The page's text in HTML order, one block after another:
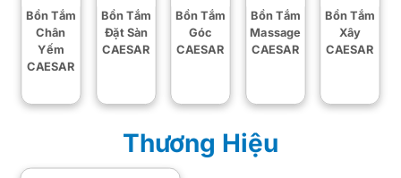
Bồn Tắm
Chân
Yếm
CAESAR
Bồn Tắm
Đặt Sàn
CAESAR
Bồn Tắm
Góc
CAESAR
Bồn Tắm
Massage
CAESAR
Bồn Tắm
Xây
CAESAR
Thương Hiệu